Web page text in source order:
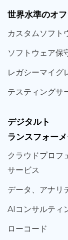
世界水準のオ
カスタム ソフト
ソフト ウェア保
レガシーマイグ
テスティングサ
デジタルト
ランスフォー
クラウドプロフ
サービス
データ、 アナリ
AIコンサルティ
ローコード